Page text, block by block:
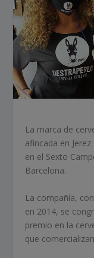
La marca de
afincada en
en el Sexto
Barcelona.
La compañía,
en 2014, se
premio en la
que